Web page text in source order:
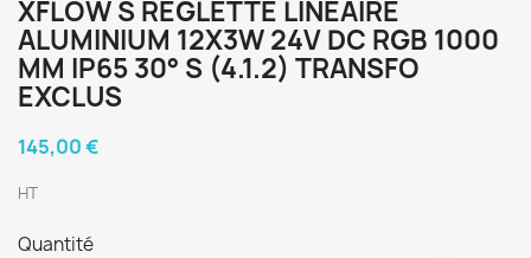
XFLOW S REGLETTE LINEAIRE
ALUMINIUM 12X3W 24V DC RGB 1000
MM IP65 30° S (4.1.2) TRANSFO
EXCLUS
145,00 €
HT
Quantité